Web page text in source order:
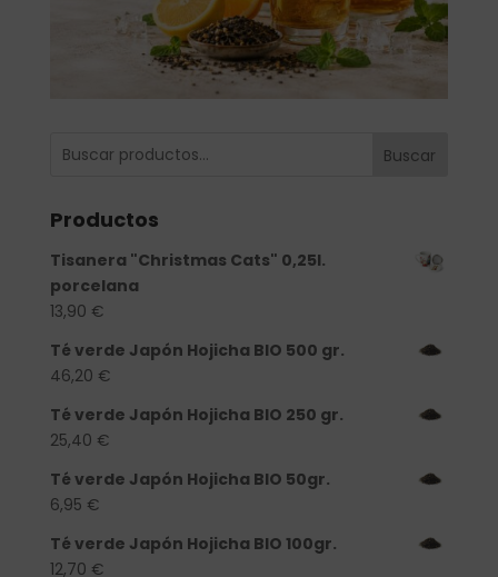
Buscar
Productos
Tisanera "Christmas Cats" 0,25l.
porcelana
13,90 €
Té verde Japón Hojicha BIO 500 gr.
46,20 €
Té verde Japón Hojicha BIO 250 gr.
25,40 €
Té verde Japón Hojicha BIO 50gr.
6,95 €
Té verde Japón Hojicha BIO 100gr.
12,70 €